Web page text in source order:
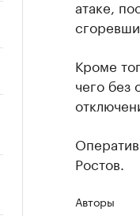
атаке,
Кроме
чего без
Ростов.
Авторы